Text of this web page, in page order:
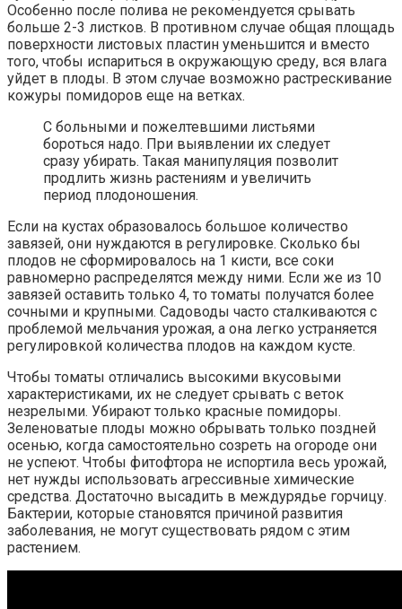
Особенно после полива не рекомендуется срывать
больше 2-3 листков. В противном случае общая площадь
поверхности листовых пластин уменьшится и вместо
того, чтобы испариться в окружающую среду, вся влага
уйдет в плоды. В этом случае возможно растрескивание
кожуры помидоров еще на ветках.
С больными и пожелтевшими листьями
бороться надо. При выявлении их следует
сразу убирать. Такая манипуляция позволит
продлить жизнь растениям и увеличить
период плодоношения.
Если на кустах образовалось большое количество
завязей, они нуждаются в регулировке. Сколько бы
плодов не сформировалось на 1 кисти, все соки
равномерно распределятся между ними. Если же из 10
завязей оставить только 4, то томаты получатся более
сочными и крупными. Садоводы часто сталкиваются с
проблемой мельчания урожая, а она легко устраняется
регулировкой количества плодов на каждом кусте.
Чтобы томаты отличались высокими вкусовыми
характеристиками, их не следует срывать с веток
незрелыми. Убирают только красные помидоры.
Зеленоватые плоды можно обрывать только поздней
осенью, когда самостоятельно созреть на огороде они
не успеют. Чтобы фитофтора не испортила весь урожай,
нет нужды использовать агрессивные химические
средства. Достаточно высадить в междурядье горчицу.
Бактерии, которые становятся причиной развития
заболевания, не могут существовать рядом с этим
растением.